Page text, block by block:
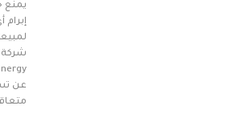
يمنع
عن